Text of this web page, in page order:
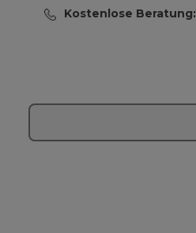
Kostenlose Beratung: